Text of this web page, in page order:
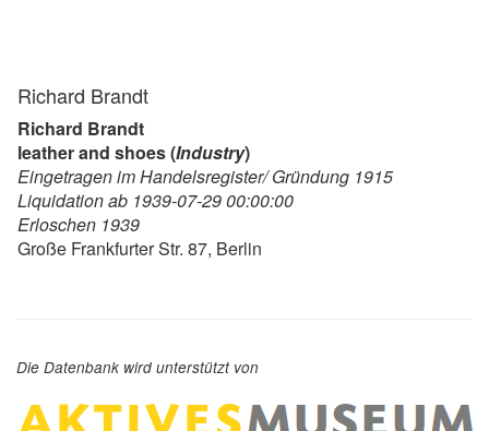
Richard Brandt
Richard Brandt
leather and shoes (Industry)
Eingetragen im Handelsregister/ Gründung 1915
Liquidation ab 1939-07-29 00:00:00
Erloschen 1939
Große Frankfurter Str. 87, Berlin
Die Datenbank wird unterstützt von